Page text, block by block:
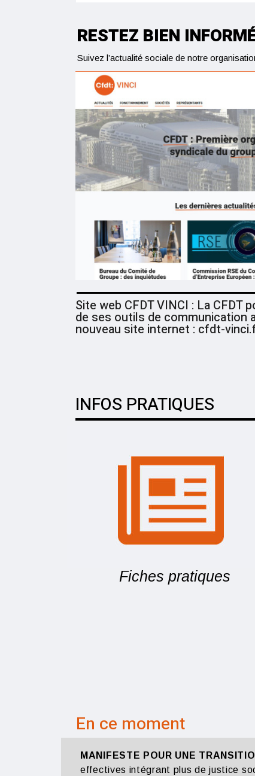
RESTEZ BIEN
Suivez l’actualité sociale de notre
Site web CFDT VINCI : La CFDT
de ses outils de communication
nouveau site internet : cfdt-
INFOS PRATIQUES
Fiches pratiques
En ce moment
MANIFESTE POUR UNE
effectives intégrant plus de justice